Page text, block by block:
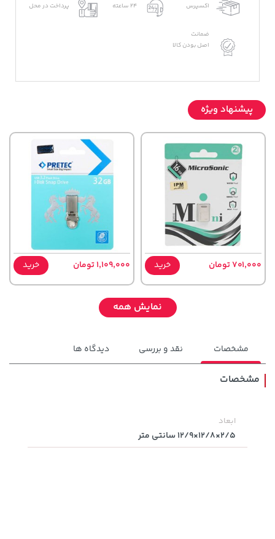
اکسپرس
24 ساعته
پرداخت در محل
ضمانت
اصل بودن کالا
پیشنهاد ویژه
701,000 تومان خرید 1,109,000 تومان خرید
339,900 تومان
نمایش همه
مشخصات نقد و بررسی دیدگاه ها
مشخصات
ابعاد
2/5×12/8×12/9 سانتی متر